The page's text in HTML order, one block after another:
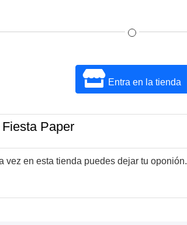
Entra en la tienda
Paper
vez en esta tienda puedes dejar tu oponión.